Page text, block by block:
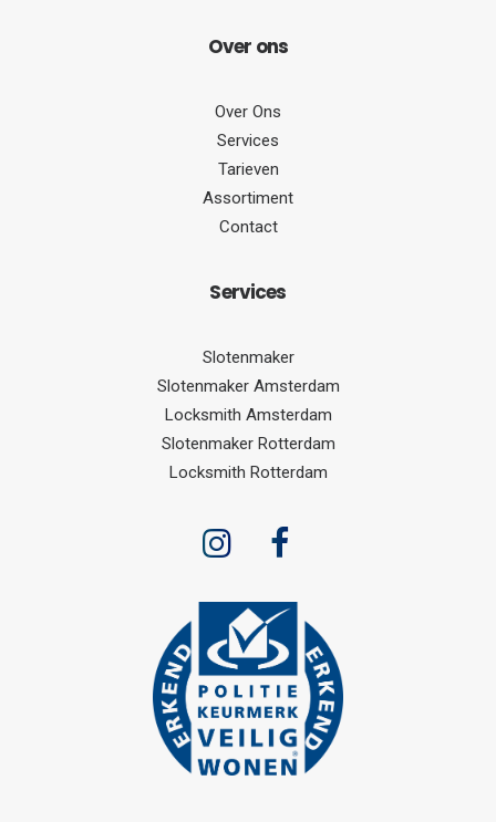
Over ons
Over Ons
Services
Tarieven
Assortiment
Contact
Services
Slotenmaker
Slotenmaker Amsterdam
Locksmith Amsterdam
Slotenmaker Rotterdam
Locksmith Rotterdam